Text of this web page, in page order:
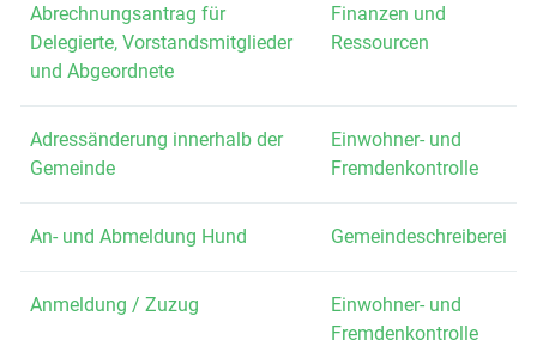
Abrechnungsantrag für
Delegierte, Vorstandsmitglieder
und Abgeordnete
Finanzen und
Ressourcen
Adressänderung innerhalb der
Gemeinde
Einwohner- und
Fremdenkontrolle
An- und Abmeldung Hund Gemeindeschreiberei
Anmeldung / Zuzug
Einwohner- und
Fremdenkontrolle